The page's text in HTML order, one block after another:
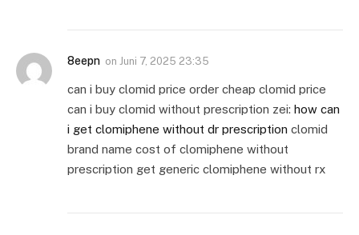
8eepn on Juni 7, 2025 23:35
can i buy clomid price order cheap clomid price
can i buy clomid without prescription zei: how can
i get clomiphene without dr prescription clomid
brand name cost of clomiphene without
prescription get generic clomiphene without rx